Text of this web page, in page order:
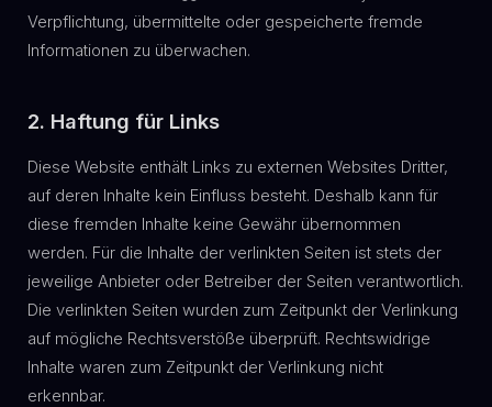
Verpflichtung, übermittelte oder gespeicherte fremde
Informationen zu überwachen.
2. Haftung für Links
Diese Website enthält Links zu externen Websites Dritter,
auf deren Inhalte kein Einfluss besteht. Deshalb kann für
diese fremden Inhalte keine Gewähr übernommen
werden. Für die Inhalte der verlinkten Seiten ist stets der
jeweilige Anbieter oder Betreiber der Seiten verantwortlich.
Die verlinkten Seiten wurden zum Zeitpunkt der Verlinkung
auf mögliche Rechtsverstöße überprüft. Rechtswidrige
Inhalte waren zum Zeitpunkt der Verlinkung nicht
erkennbar.